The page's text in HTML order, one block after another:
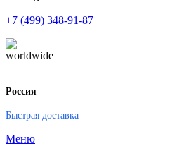
+7 (499) 348-91-87
Россия
Быстрая доставка
Меню